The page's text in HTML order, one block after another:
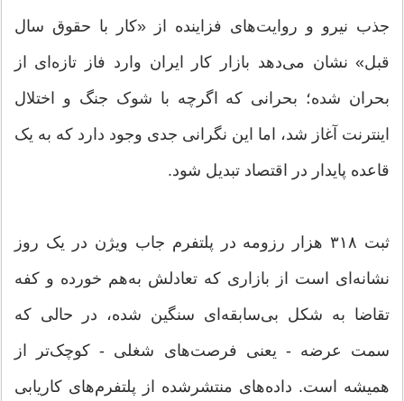
جذب نیرو و روایت‌های فزاینده از «کار با حقوق سال
قبل» نشان می‌دهد بازار کار ایران وارد فاز تازه‌ای از
بحران شده؛ بحرانی که اگرچه با شوک جنگ و اختلال
اینترنت آغاز شد، اما این نگرانی جدی وجود دارد که به یک
قاعده پایدار در اقتصاد تبدیل شود.
ثبت ۳۱۸ هزار رزومه در پلتفرم جاب ویژن در یک روز
نشانه‌ای است از بازاری که تعادلش به‌هم خورده و کفه
تقاضا به شکل بی‌سابقه‌ای سنگین شده، در حالی که
سمت عرضه - یعنی فرصت‌های شغلی - کوچک‌تر از
همیشه است. داده‌های منتشرشده از پلتفرم‌های کاریابی